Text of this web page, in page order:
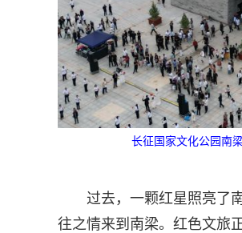
长征国家文化公园南
过去，一颗红星照亮了
往之情来到南梁。红色文旅